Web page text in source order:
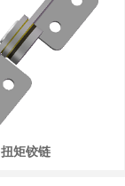
扭矩铰链